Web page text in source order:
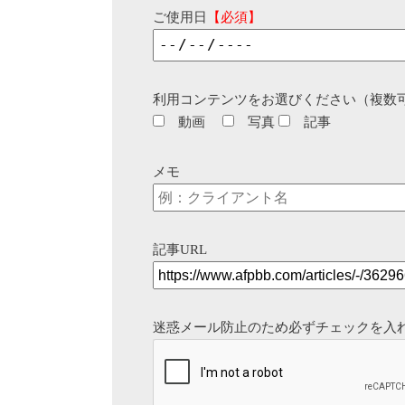
ご使用日 【必須】
利用コンテンツをお選びください（複数
動画
写真 記事
メモ
記事URL
迷惑メール防止のため必ずチェックを入